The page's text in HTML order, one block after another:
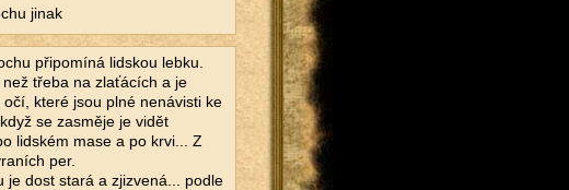
jinak
připomíná lidskou lebku.
třeba na zlaťácích a je
které jsou plné nenávisti ke
se zasměje je vidět
lidském mase a po krvi... Z
per.
je dost stará a zjizvená... podle